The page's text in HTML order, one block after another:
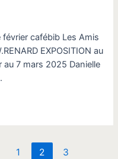
février cafébib Les Amis
EXPOSITION au
au 7 mars 2025 Danielle
1 2
3